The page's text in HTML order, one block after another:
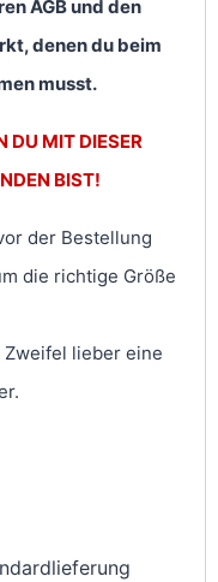
AGB und den
denen du beim
musst.
DU MIT DIESER
BIST!
der Bestellung
die richtige Größe
lieber eine